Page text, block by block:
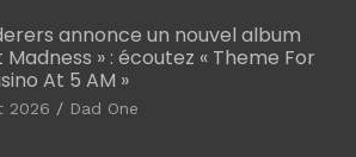
annonce un nouvel album
Madness » : écoutez « Theme For
At 5 AM »
2026 Dad One